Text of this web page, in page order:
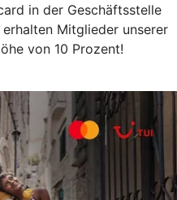
in der Geschäftsstelle
erhalten Mitglieder unserer
von 10 Prozent!